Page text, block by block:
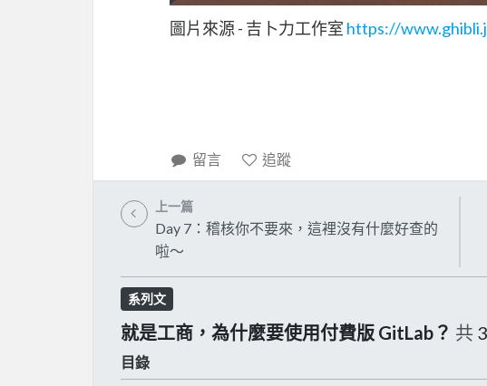
圖片來源 - 吉卜力工作室 https://
留言 追蹤
上一篇
Day 7：稽核你不要來，這裡沒有什麼好查的
啦～
系列文
就是工商，為什麼要使用付費版 GitLab？ 共
目錄